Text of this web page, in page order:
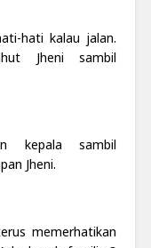
hati kalau jalan.
Jheni sambil
kepala sambil
Jheni.
memerhatikan